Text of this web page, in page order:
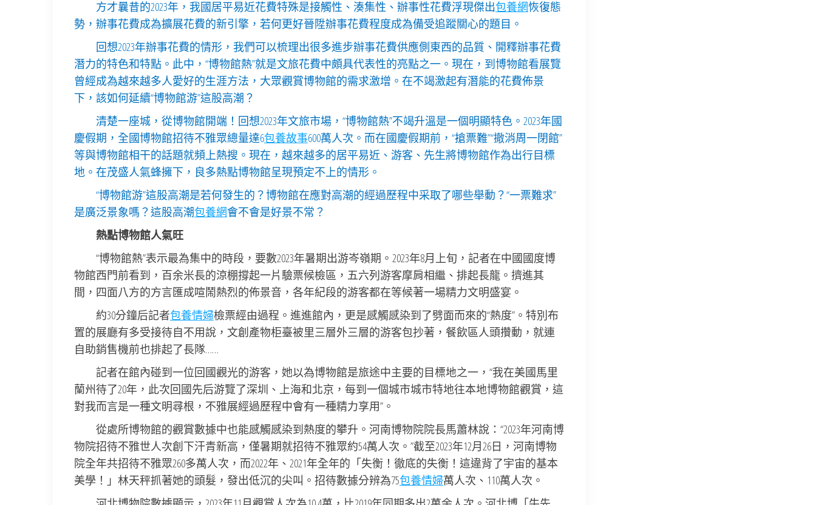
方才曩昔的2023年，我國居平易近花費特殊是接觸性、湊集性、辦事性花費浮現傑出包養網恢復態
勢，辦事花費成為擴展花費的新引擎，若何更好晉陞辦事花費程度成為備受追蹤關心的題目。
回想2023年辦事花費的情形，我們可以梳理出很多進步辦事花費供應側東西的品質、開釋辦事花費
潛力的特色和特點。此中，“博物館熱”就是文旅花費中頗具代表性的亮點之一。現在，到博物館看展覽
曾經成為越來越多人愛好的生涯方法，大眾觀賞博物館的需求激增。在不竭激起有潛能的花費佈景
下，該如何延續“博物館游”這股高潮？
清楚一座城，從博物館開端！回想2023年文旅市場，“博物館熱”不竭升溫是一個明顯特色。2023年國
慶假期，全國博物館招待不雅眾總量達6包養故事600萬人次。而在國慶假期前，“搶票難”“撤消周一閉館”
等與博物館相干的話題就頻上熱搜。現在，越來越多的居平易近、游客、先生將博物館作為出行目標
地。在茂盛人氣蜂擁下，良多熱點博物館呈現預定不上的情形。
“博物館游”這股高潮是若何發生的？博物館在應對高潮的經過歷程中采取了哪些舉動？“一票難求”
是廣泛景象嗎？這股高潮包養網會不會是好景不常？
熱點博物館人氣旺
“博物館熱”表示最為集中的時段，要數2023年暑期出游岑嶺期。2023年8月上旬，記者在中國國度博
物館西門前看到，百余米長的涼棚撐起一片驗票候檢區，五六列游客摩肩相繼、排起長龍。擠進其
間，四面八方的方言匯成喧鬧熱烈的佈景音，各年紀段的游客都在等候著一場精力文明盛宴。
約30分鐘后記者包養情婦檢票經由過程。進進館內，更是感觸感染到了劈面而來的“熱度”。特別布
置的展廳有多受接待自不用說，文創產物柜臺被里三層外三層的游客包抄著，餐飲區人頭攢動，就連
自助銷售機前也排起了長隊……
記者在館內碰到一位回國觀光的游客，她以為博物館是旅途中主要的目標地之一，“我在美國馬里
蘭州待了20年，此次回國先后游覽了深圳、上海和北京，每到一個城市城市特地往本地博物館觀賞，這
對我而言是一種文明尋根，不雅展經過歷程中會有一種精力享用”。
從處所博物館的觀賞數據中也能感觸感染到熱度的攀升。河南博物院院長馬蕭林說：“2023年河南博
物院招待不雅世人次創下汗青新高，僅暑期就招待不雅眾約54萬人次。”截至2023年12月26日，河南博物
院全年共招待不雅眾260多萬人次，而2022年、2021年全年的「失衡！徹底的失衡！這違背了宇宙的基本
美學！」林天秤抓著她的頭髮，發出低沉的尖叫。招待數據分辨為75包養情婦萬人次、110萬人次。